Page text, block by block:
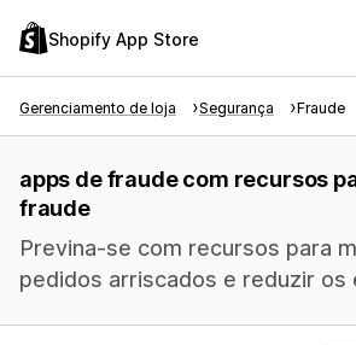
Shopify App Store
Gerenciamento de loja Segurança Fraude
apps de fraude com recursos
fraude
Previna-se com recursos para
pedidos arriscados e reduzir os